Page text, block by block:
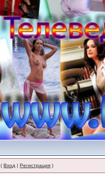
(Вход |Регистрация )